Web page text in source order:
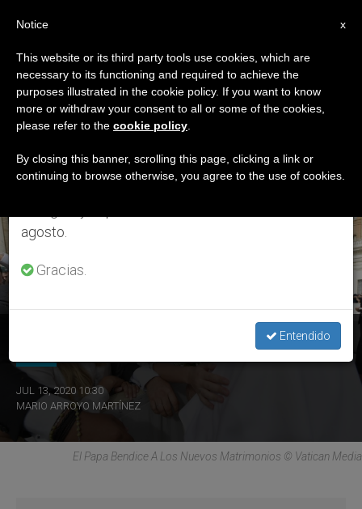
ETIQUETA
Posts Tagged
‘matrimonio Sin Fe’
ÚLTIMAS NOTICIAS
Teología para Milennials: “Matrimonio religioso sin fe”
JUL 13, 2020 10:30
MARIO ARROYO MARTÍNEZ
El Papa Bendice A Los Nuevos Matrimonios © Vatican Media
×
Aviso importante
Del 27 de julio al 7 de agosto haremos la pausa
anual, aprovechando que en el periodo de verano
se generan menos informaciones y también el
agosto.
Gracias.
Entendido
x
Notice
This website or its third party tools use cookies, which are
necessary to its functioning and required to achieve the
purposes illustrated in the cookie policy. If you want to know
more or withdraw your consent to all or some of the cookies,
please refer to the cookie policy
By closing this banner, scrolling this page, clicking a link or
continuing to browse otherwise, you agree to the use of cookies.